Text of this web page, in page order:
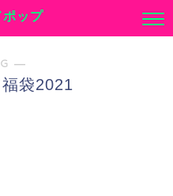
ポップ
―
袋2021